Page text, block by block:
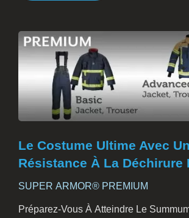
Le Costume Ultime Avec
Résistance À La Déchirure
SUPER ARMOR® PREMIUM
Préparez-Vous À Atteindre Le